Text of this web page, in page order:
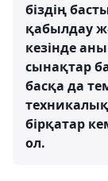
біздің
қабылдау
кезінде
сынақтар
басқа да
бірқатар
ол.